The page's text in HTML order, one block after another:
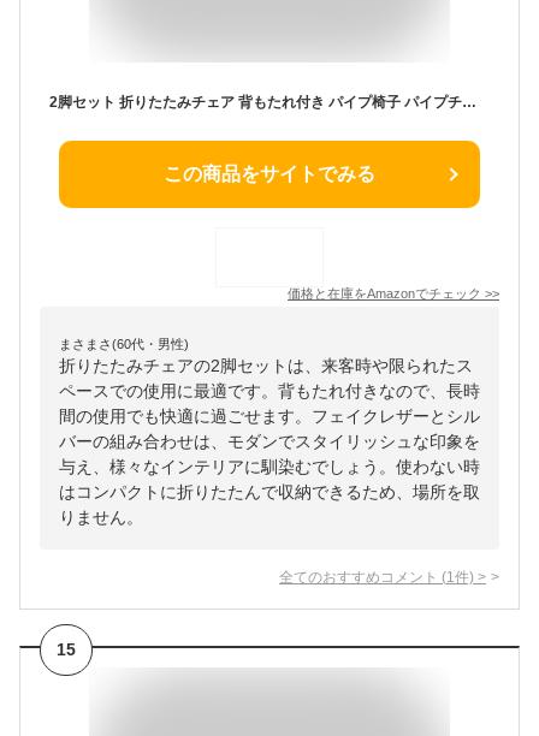
2脚セット 折りたたみチェア 背もたれ付き パイプ椅子 パイプチェア 丸椅子 折り畳み スツール 腰掛け コンパクト 椅子 来客用 フォールディングチェア フェイクレザー 合成皮革 シルバー×ブラック (2, 折りたたみ（背もたれ付）) [並行輸入品]
この商品をサイトでみる
価格と在庫をAmazonでチェック >>
まさまさ(60代・男性)
折りたたみチェアの2脚セットは、来客時や限られたス
ペースでの使用に最適です。背もたれ付きなので、長時
間の使用でも快適に過ごせます。フェイクレザーとシル
バーの組み合わせは、モダンでスタイリッシュな印象を
与え、様々なインテリアに馴染むでしょう。使わない時
はコンパクトに折りたたんで収納できるため、場所を取
りません。
全てのおすすめコメント (1 件) >
15